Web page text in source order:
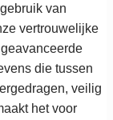
van
vertrouwelijke
die tussen
veilig
het voor